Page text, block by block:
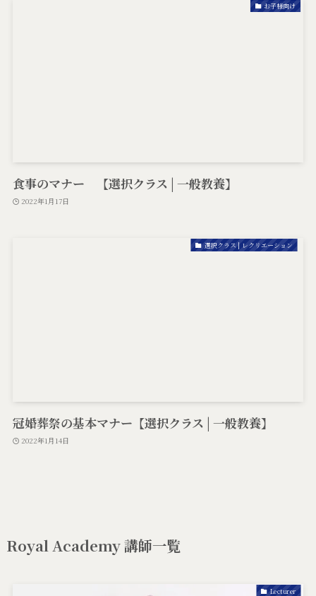
お子様向け
食事のマナー 【選択クラス | 一般教養】
2022年1月17日
選択クラス | レクリエーション
冠婚葬祭の基本マナー【選択クラス | 一般教養】
2022年1月14日
Royal Academy 講師一覧
Lecturer